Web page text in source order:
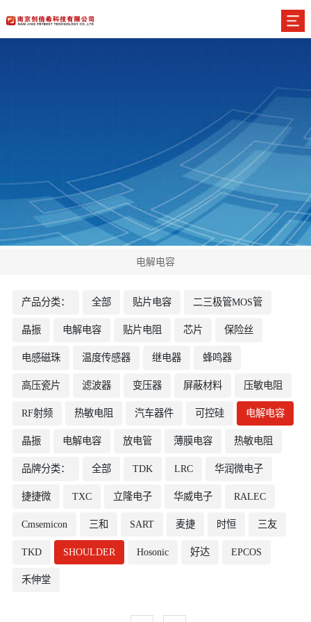
电解电容
产品分类： 全部 贴片电容 二三极管MOS管
晶振 电解电容 贴片电阻 芯片 保险丝
电感磁珠 温度传感器 继电器 蜂鸣器
高压瓷片 滤波器 变压器 屏蔽材料 压敏电阻
RF射频 热敏电阻 汽车器件 可控硅 电解电容
晶振 电解电容 放电管 薄膜电容 热敏电阻
品牌分类： 全部 TDK LRC 华润微电子
捷捷微 TXC 立隆电子 华威电子 RALEC
Cmsemicon 三和 SART 麦捷 时恒 三友
TKD SHOULDER Hosonic 好达 EPCOS
禾伸堂